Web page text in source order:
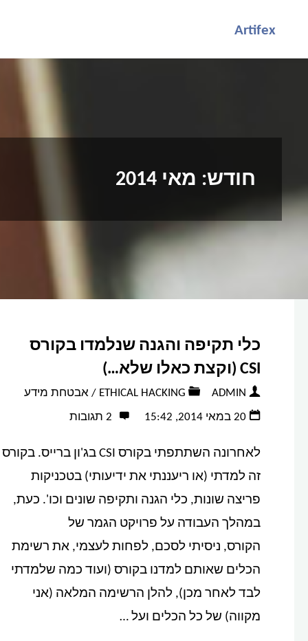
Artifex
חודש: מאי 2014
כלי תקיפה והגנה שנלמדו בקורס
CSI (וקצת כאלו שלא…)
ADMIN
ETHICAL HACKING
/ אבטחת מידע
20 במאי 2014, 15:42 2 תגובות
לאחרונה השתתפתי בקורס CSI בג'ון ברייס. בקורס
זה למדתי (או ריעננתי את ידיעותי) בטכניקות
פריצה שונות, כלי הגנה ותקיפה שונים וכו'. כעת,
במהלך העבודה על פרויקט הגמר של
הקורס, ניסיתי לסכם, לפחות לעצמי, את רשימת
הכלים שאותם למדנו בקורס (ועוד כמה שלמדתי
לבד לאחר מכן), להלן הרשימה המלאה (אני
מקווה) של כל הכלים ועל …